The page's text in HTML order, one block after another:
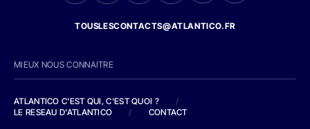
TOUSLESCONTACTS@ATLANTICO.FR
MIEUX NOUS CONNAITRE
ATLANTICO C'EST QUI, C'EST QUOI ?
/
LE RESEAU D'ATLANTICO
/ CONTACT